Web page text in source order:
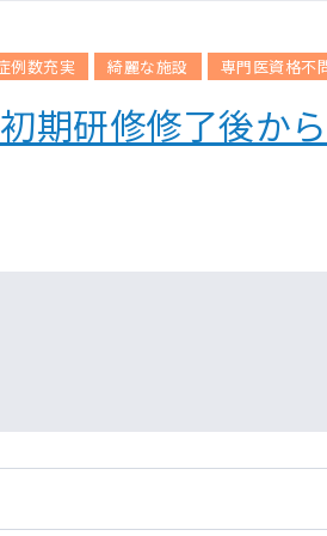
例数充実 綺麗な施設 専門医資格不
期研修修了後か